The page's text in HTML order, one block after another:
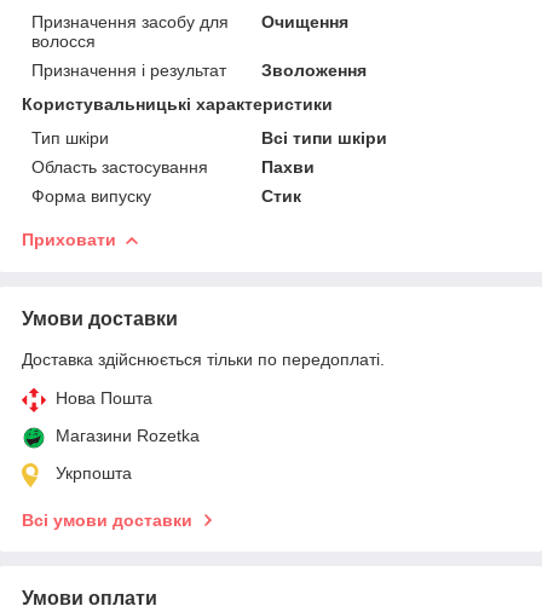
Призначення засобу для
волосся
Очищення
Призначення і результат
Зволоження
Користувальницькі характеристики
Тип шкіри
Всі типи шкіри
Область застосування
Пахви
Форма випуску
Стик
Приховати
Умови доставки
Доставка здійснюється тільки по передоплаті.
Нова Пошта
Магазини Rozetka
Укрпошта
Всі умови доставки
Умови оплати